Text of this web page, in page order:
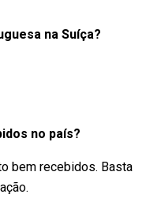
na Suíça?
no país?
bem recebidos. Basta